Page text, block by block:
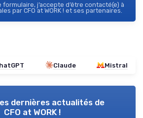
j’accepte d’être contacté(e) à
par CFO at WORK ! et ses partenaires.
Claude Mistral
dernières actualités de
CFO at WORK !